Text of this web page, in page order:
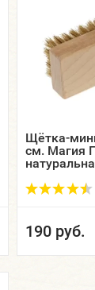
Щётка-
см. Магия
190 руб.